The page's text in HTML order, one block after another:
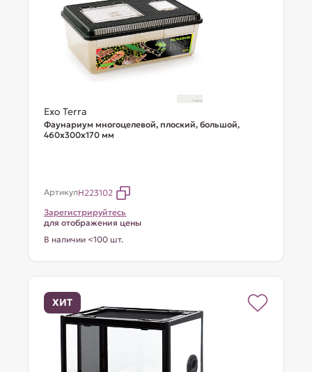
Exo Terra
Фаунариум многоцелевой, плоский, большой,
460х300х170 мм
АртикулH223102
Зарегистрируйтесь
для отображения цены
В наличии <100 шт.
ХИТ